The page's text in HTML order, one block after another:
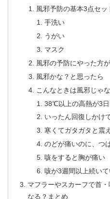
風邪予防の基本3点セッ
手洗い
うがい
マスク
風邪の予防にやった方
風邪かな？と思ったら
こんなときは風邪じゃ
38℃以上の高熱が3日
いったん回復しかけ
寒くてガタガタと震
のどが痛いのに、つ
咳をすると胸が痛い
咳が3週間以上続いて
マフラーやスカーフで首
なる？まとめ